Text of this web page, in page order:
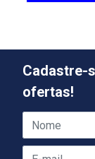
Cadastre-
ofertas!